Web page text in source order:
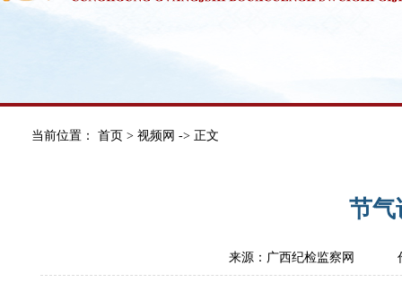
当前位置： 首页 > 视频网 -> 正文
节气
来源：广西纪检监察网